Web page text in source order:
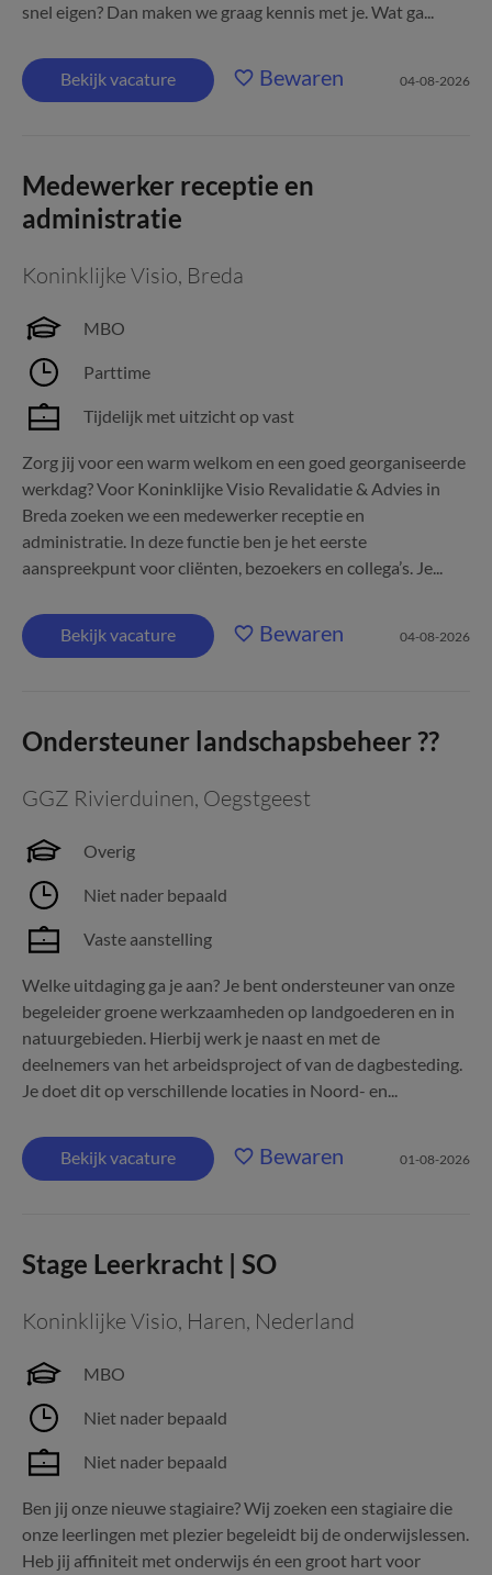
snel eigen? Dan maken we graag kennis met je. Wat ga...
Bekijk vacature Bewaren 04-08-2026
Medewerker receptie en
administratie
Koninklijke Visio, Breda
MBO
Parttime
Tijdelijk met uitzicht op vast
Zorg jij voor een warm welkom en een goed georganiseerde
werkdag? Voor Koninklijke Visio Revalidatie & Advies in
Breda zoeken we een medewerker receptie en
administratie. In deze functie ben je het eerste
aanspreekpunt voor cliënten, bezoekers en collega’s. Je...
Bekijk vacature Bewaren 04-08-2026
Ondersteuner landschapsbeheer ??
GGZ Rivierduinen, Oegstgeest
Overig
Niet nader bepaald
Vaste aanstelling
Welke uitdaging ga je aan? Je bent ondersteuner van onze
begeleider groene werkzaamheden op landgoederen en in
natuurgebieden. Hierbij werk je naast en met de
deelnemers van het arbeidsproject of van de dagbesteding.
Je doet dit op verschillende locaties in Noord- en...
Bekijk vacature Bewaren 01-08-2026
Stage Leerkracht | SO
Koninklijke Visio, Haren, Nederland
MBO
Niet nader bepaald
Niet nader bepaald
Ben jij onze nieuwe stagiaire? Wij zoeken een stagiaire die
onze leerlingen met plezier begeleidt bij de onderwijslessen.
Heb jij affiniteit met onderwijs én een groot hart voor